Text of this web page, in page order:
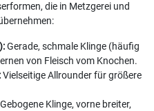
die in Metzgerei und
Gerade, schmale Klinge (häufig
von Fleisch vom Knochen.
Vielseitige Allrounder für größere
Gebogene Klinge, vorne breiter,